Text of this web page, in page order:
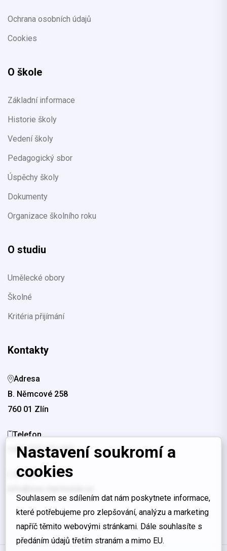
Ochrana osobních údajů
Cookies
O škole
Základní informace
Historie školy
Vedení školy
Pedagogický sbor
Úspěchy školy
Dokumenty
Organizace školního roku
O studiu
Umělecké obory
Školné
Kritéria přijímání
Kontakty
Adresa
B. Němcové 258
760 01 Zlín
Telefon
+420 577 221 330
E-mail
Nastavení soukromí a
cookies
Souhlasem se sdílením dat nám poskytnete informace,
které potřebujeme pro zlepšování, analýzu a marketing
napříč těmito webovými stránkami. Dále souhlasíte s
předáním údajů třetím stranám a mimo EU.